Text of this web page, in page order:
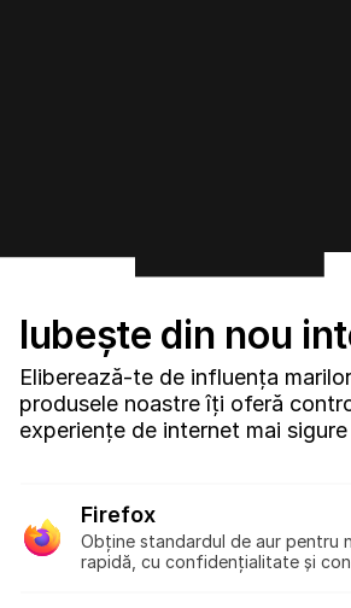
Iubește din nou
Eliberează-te de influența
produsele noastre îți oferă
experiențe de internet mai
Firefox
Obține standardul de aur pentru
rapidă, cu confidențialitate și